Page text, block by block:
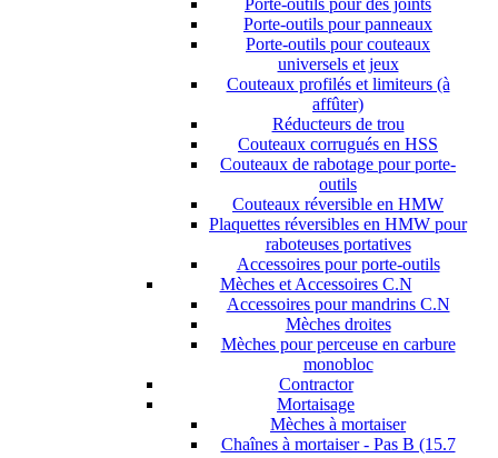
Porte-outils pour panneaux
Porte-outils pour couteaux
universels et jeux
Couteaux profilés et limiteurs (à
affûter)
Réducteurs de trou
Couteaux corrugués en HSS
Couteaux de rabotage pour porte-
outils
Couteaux réversible en HMW
Plaquettes réversibles en HMW pour
raboteuses portatives
Accessoires pour porte-outils
Mèches et Accessoires C.N
Accessoires pour mandrins C.N
Mèches droites
Mèches pour perceuse en carbure
monobloc
Contractor
Mortaisage
Mèches à mortaiser
Chaînes à mortaiser - Pas B (15.7